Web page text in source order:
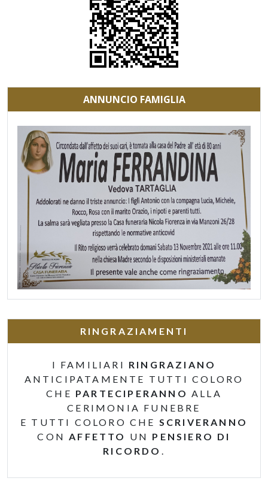
ANNUNCIO FAMIGLIA
RINGRAZIAMENTI
I FAMILIARI RINGRAZIANO
ANTICIPATAMENTE TUTTI COLORO
CHE PARTECIPERANNO ALLA
CERIMONIA FUNEBRE
E TUTTI COLORO CHE SCRIVERANNO
CON AFFETTO UN PENSIERO DI
RICORDO